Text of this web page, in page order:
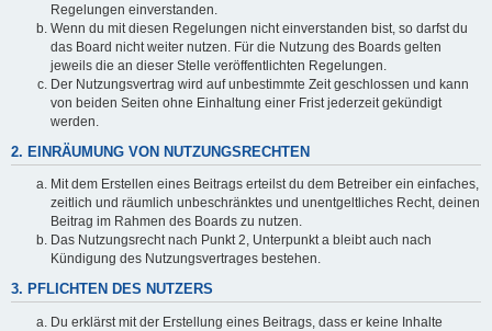
Regelungen einverstanden.
Wenn du mit diesen Regelungen nicht einverstanden bist, so darfst du
das Board nicht weiter nutzen. Für die Nutzung des Boards gelten
jeweils die an dieser Stelle veröffentlichten Regelungen.
Der Nutzungsvertrag wird auf unbestimmte Zeit geschlossen und kann
von beiden Seiten ohne Einhaltung einer Frist jederzeit gekündigt
werden.
2. EINRÄUMUNG VON NUTZUNGSRECHTEN
Mit dem Erstellen eines Beitrags erteilst du dem Betreiber ein einfaches,
zeitlich und räumlich unbeschränktes und unentgeltliches Recht, deinen
Beitrag im Rahmen des Boards zu nutzen.
Das Nutzungsrecht nach Punkt 2, Unterpunkt a bleibt auch nach
Kündigung des Nutzungsvertrages bestehen.
3. PFLICHTEN DES NUTZERS
Du erklärst mit der Erstellung eines Beitrags, dass er keine Inhalte